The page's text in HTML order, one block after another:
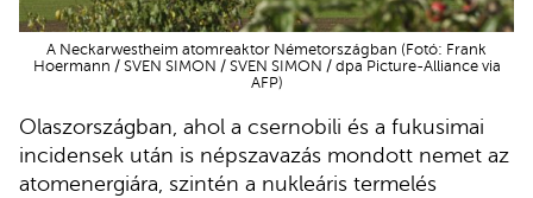
A Neckarwestheim atomreaktor Németországban (Fotó: Frank
Hoermann / SVEN SIMON / SVEN SIMON / dpa Picture-Alliance via
AFP)
Olaszországban, ahol a csernobili és a fukusimai
incidensek után is népszavazás mondott nemet az
atomenergiára, szintén a nukleáris termelés